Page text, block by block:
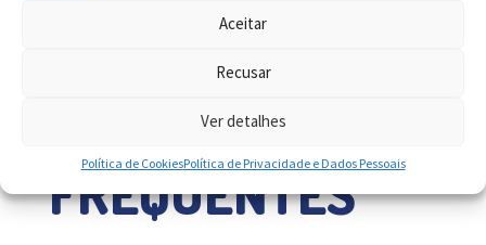
Aceitar
Recusar
Ver detalhes
Política de CookiesPolítica de Privacidade e Dados Pessoais
QUESTÕES
FREQUENTES